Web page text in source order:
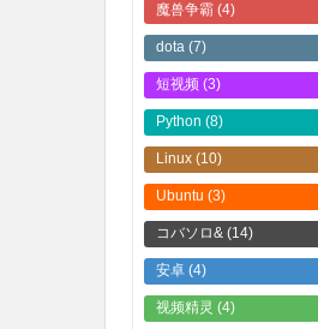
魔兽争霸 (4)
dota (7)
短视频 (3)
Python (8)
Linux (10)
Ubuntu (3)
コバソロ& (14)
安卓 (4)
视频精灵 (4)